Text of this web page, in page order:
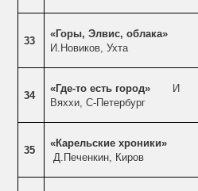
33
«Горы, Элвис, облака»
И.Новиков, Ухта
34
«Где-то есть город»
И
Вяххи, С-Петербург
35
«Карельские хроники»
Д.Печенкин, Киров